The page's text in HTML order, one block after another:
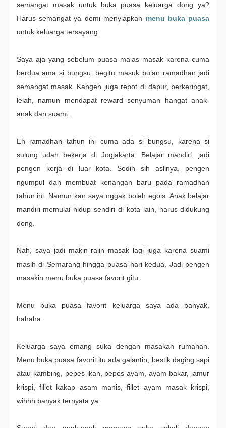
semangat masak untuk buka puasa keluarga dong ya?
Harus semangat ya demi menyiapkan menu buka puasa
untuk keluarga tersayang.
Saya aja yang sebelum puasa malas masak karena cuma
berdua ama si bungsu, begitu masuk bulan ramadhan jadi
semangat masak. Kangen juga repot di dapur, berkeringat,
lelah, namun mendapat reward senyuman hangat anak-
anak dan suami.
Eh ramadhan tahun ini cuma ada si bungsu, karena si
sulung udah bekerja di Jogjakarta. Belajar mandiri, jadi
pengen kerja di luar kota. Sedih sih aslinya, pengen
ngumpul dan membuat kenangan baru pada ramadhan
tahun ini. Namun kan saya nggak boleh egois. Anak belajar
mandiri memulai hidup sendiri di kota lain, harus didukung
dong.
Nah, saya jadi makin rajin masak lagi juga karena suami
masih di Semarang hingga puasa hari kedua. Jadi pengen
masakin menu buka puasa favorit gitu.
Menu buka puasa favorit keluarga saya ada banyak,
hahaha.
Keluarga saya emang suka dengan masakan rumahan.
Menu buka puasa favorit itu ada galantin, bestik daging sapi
atau kambing, pepes ikan, pepes ayam, ayam bakar, jamur
krispi, fillet kakap asam manis, fillet ayam masak krispi,
wihhh banyak ternyata ya.